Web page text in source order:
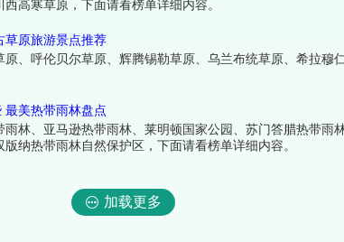
高寒草原，下面请看榜单详细内容。
草原旅游景点推荐
、呼伦贝尔草原、辉腾锡勒草原、乌兰布统草原、希拉穆
最美热带雨林盘点
林、亚马逊热带雨林、莱明顿国家公园、苏门答腊热带雨
纳热带雨林自然保护区，下面请看榜单详细内容。
加载更多